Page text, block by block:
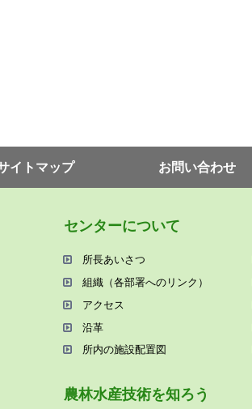
イトマップ お問い合わせ
センターについて
所⻑あいさつ
組織（各部署へのリンク）
アクセス
沿⾰
所内の施設配置図
農林⽔産技術を知ろう